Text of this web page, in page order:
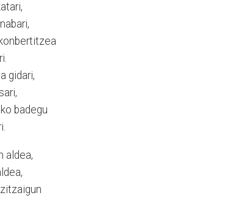
gidari,
badegu
aldea,